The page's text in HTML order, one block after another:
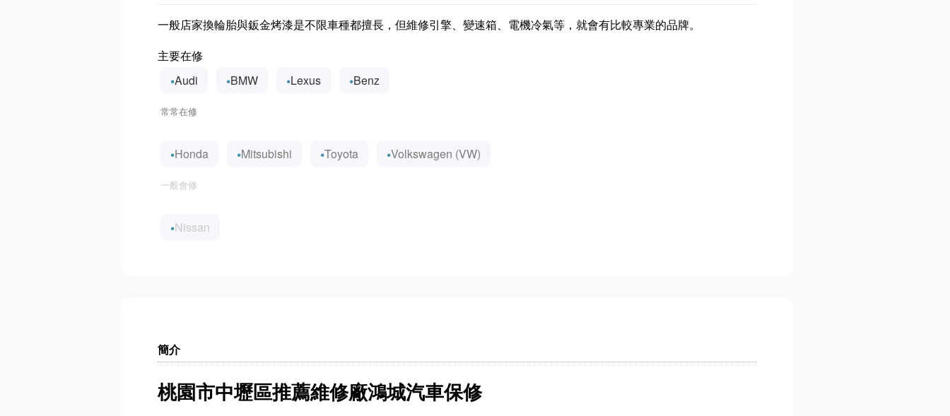
一般店家換輪胎與鈑金烤漆是不限車種都擅長，但維修引擎、變速箱、電機冷氣等，就會有比較專業的品牌。
主要在修
Audi
BMW Lexus Benz
常常在修
Honda Mitsubishi Toyota Volkswagen (VW)
一般會修
Nissan
簡介
桃園市中壢區推薦維修廠鴻城汽車保修